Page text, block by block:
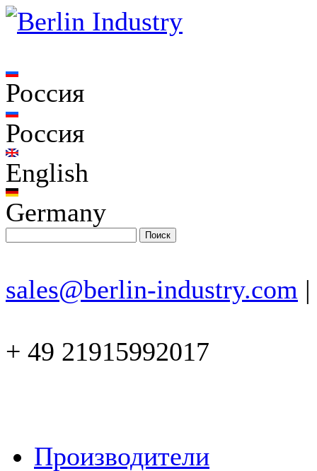
Россия
Россия
English
Germany
sales@berlin-industry.com |
+ 49 21915992017
Производители